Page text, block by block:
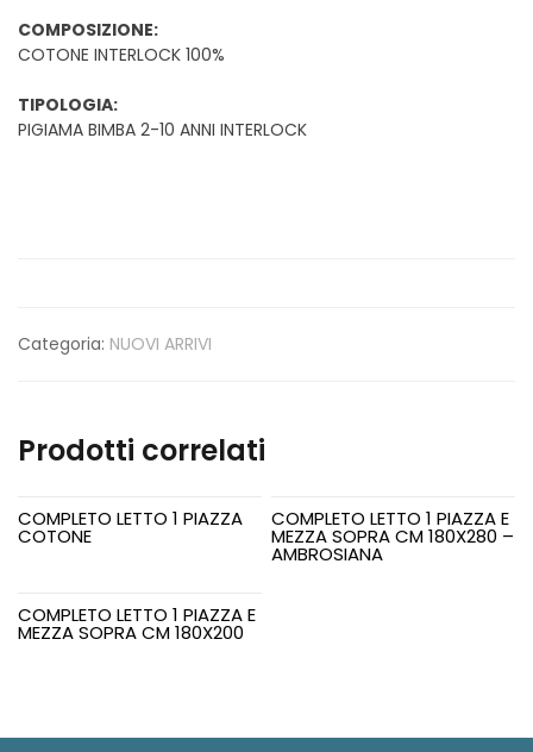
COMPOSIZIONE:
COTONE INTERLOCK 100%
TIPOLOGIA:
PIGIAMA BIMBA 2-10 ANNI INTERLOCK
Categoria: NUOVI ARRIVI
Prodotti correlati
COMPLETO LETTO 1 PIAZZA
COTONE
COMPLETO LETTO 1 PIAZZA E
MEZZA SOPRA CM 180X280 –
AMBROSIANA
COMPLETO LETTO 1 PIAZZA E
MEZZA SOPRA CM 180X200